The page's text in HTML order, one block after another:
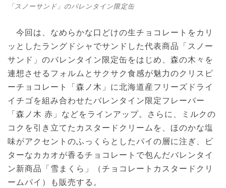
「スノーサンド」のバレンタイン限定缶
今回は、なめらかな口どけの生チョコレートをカリ
ッとしたラングドシャでサンドした代表商品「スノー
サンド」のバレンタイン限定缶をはじめ、森の木々を
連想させるフォルムとサクサク食感が魅力のクリスピ
ーチョコレート「森ノ木」に北海道産フリーズドライ
イチゴを組み合わせたバレンタイン限定フレーバー
「森ノ木 赤」などをラインアップ。さらに、ミルクの
コクを引き⽴てたカスタードクリームを、ほのかな塩
味がアクセントのふっくらとしたパイの層に注ぎ、ビ
ターなカカオが香るチョコレートで包んだバレンタイ
ン新商品「雪まくら」（チョコレートカスタードクリ
ームパイ）も販売する。